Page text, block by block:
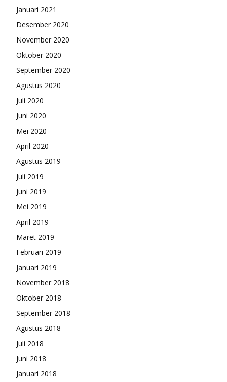
Januari 2021
Desember 2020
November 2020
Oktober 2020
September 2020
Agustus 2020
Juli 2020
Juni 2020
Mei 2020
April 2020
Agustus 2019
Juli 2019
Juni 2019
Mei 2019
April 2019
Maret 2019
Februari 2019
Januari 2019
November 2018
Oktober 2018
September 2018
Agustus 2018
Juli 2018
Juni 2018
Januari 2018